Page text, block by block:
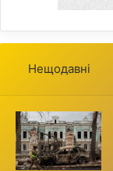
Нещодавні